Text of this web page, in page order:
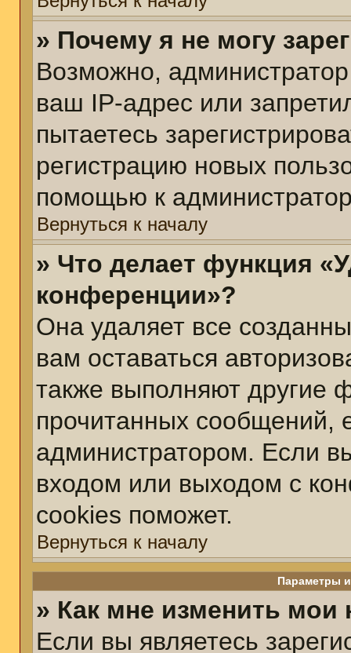
» Почему я не могу
Возможно,
ваш IP-адрес или
пытаетесь
регистрацию новых
помощью к
Вернуться к началу
» Что делает функция
конференции»?
Она удаляет все
вам оставаться
также выполняют другие
прочитанных сообщений,
администратором. Если
входом или выходом с
cookies поможет.
Вернуться к началу
Параметры
» Как мне изменить мои
Если вы являетесь